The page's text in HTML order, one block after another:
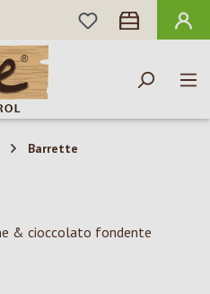
HAI 0 ARTICOLI
Barrette